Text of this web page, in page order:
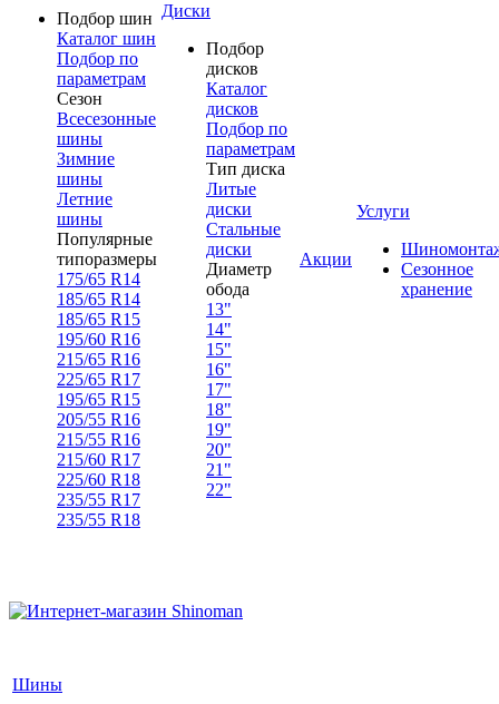
Подбор шин
Каталог шин
Подбор по
параметрам
Сезон
Всесезонные
шины
Зимние
шины
Летние
шины
Популярные
типоразмеры
175/65 R14
185/65 R14
185/65 R15
195/60 R16
215/65 R16
225/65 R17
195/65 R15
205/55 R16
215/55 R16
215/60 R17
225/60 R18
235/55 R17
235/55 R18
Диски
Подбор
дисков
Каталог
дисков
Подбор по
параметрам
Тип диска
Литые
диски
Стальные
диски
Диаметр
обода
13"
14"
15"
16"
17"
18"
19"
20"
21"
22"
Акции
Услуги
Сезонное
хранение
Шины